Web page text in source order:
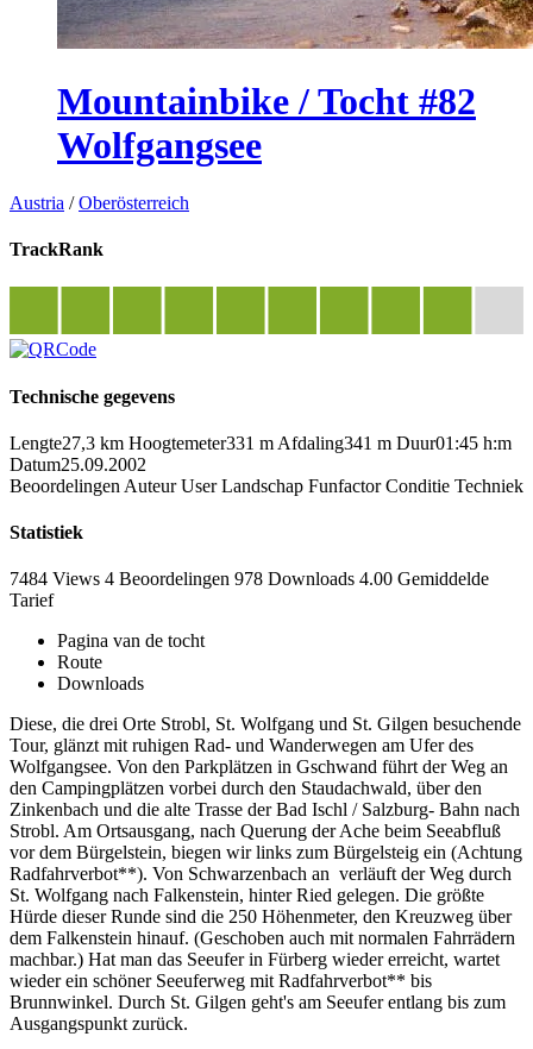
Mountainbike / Tocht #82
Wolfgangsee
Austria /Oberösterreich
TrackRank
Technische gegevens
Lengte27,3 km Hoogtemeter331 m Afdaling341 m Duur01:45 h:m
Datum25.09.2002
Beoordelingen Auteur User Landschap Funfactor Conditie Techniek
Statistiek
7484 Views 4 Beoordelingen 978 Downloads 4.00 Gemiddelde
Tarief
Pagina van de tocht
Route
Downloads
Diese, die drei Orte Strobl, St. Wolfgang und St. Gilgen besuchende
Tour, glänzt mit ruhigen Rad- und Wanderwegen am Ufer des
Wolfgangsee. Von den Parkplätzen in Gschwand führt der Weg an
den Campingplätzen vorbei durch den Staudachwald, über den
Zinkenbach und die alte Trasse der Bad Ischl / Salzburg- Bahn nach
Strobl. Am Ortsausgang, nach Querung der Ache beim Seeabfluß
vor dem Bürgelstein, biegen wir links zum Bürgelsteig ein (Achtung
Radfahrverbot**). Von Schwarzenbach an verläuft der Weg durch
St. Wolfgang nach Falkenstein, hinter Ried gelegen. Die größte
Hürde dieser Runde sind die 250 Höhenmeter, den Kreuzweg über
dem Falkenstein hinauf. (Geschoben auch mit normalen Fahrrädern
machbar.) Hat man das Seeufer in Fürberg wieder erreicht, wartet
wieder ein schöner Seeuferweg mit Radfahrverbot** bis
Brunnwinkel. Durch St. Gilgen geht's am Seeufer entlang bis zum
Ausgangspunkt zurück.